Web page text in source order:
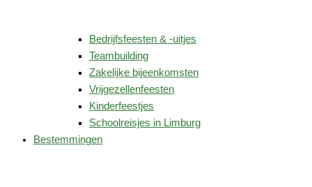
Bedrijfsfeesten & -uitjes
Teambuilding
Zakelijke bijeenkomsten
Vrijgezellenfeesten
Kinderfeestjes
Schoolreisjes in Limburg
Bestemmingen